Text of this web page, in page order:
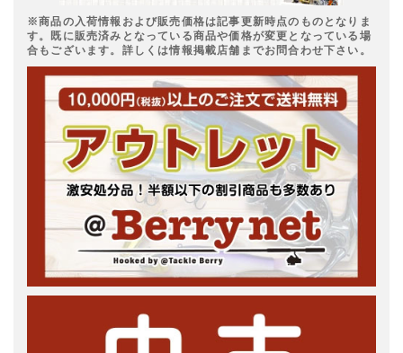
※商品の入荷情報および販売価格は記事更新時点のものとなりま
す。既に販売済みとなっている商品や価格が変更となっている場
合もございます。詳しくは情報掲載店舗までお問合わせ下さい。